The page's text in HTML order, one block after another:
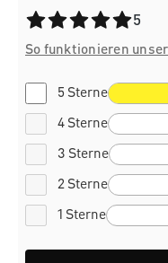
Durchschnittliche 5
So funktionieren
5 Sterne
4 Sterne
3 Sterne
2 Sterne
1 Sterne